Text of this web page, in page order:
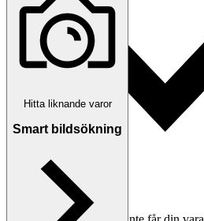
Hitta liknande varor
Smart bildsökning